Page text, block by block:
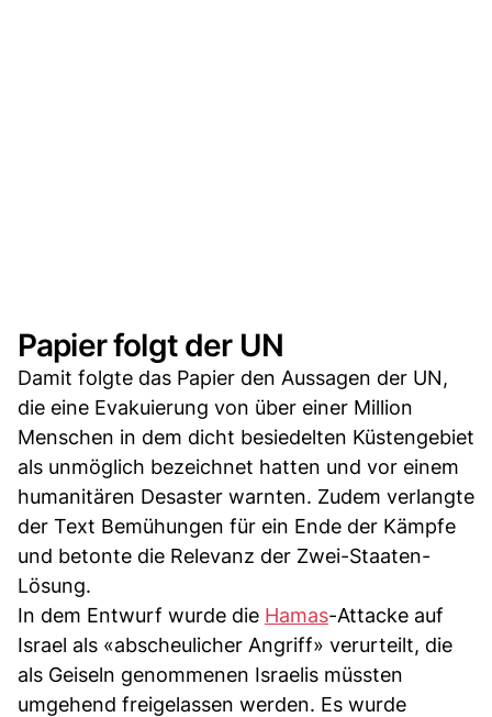
Papier folgt der UN
Damit folgte das Papier den Aussagen der UN,
die eine Evakuierung von über einer Million
Menschen in dem dicht besiedelten Küstengebiet
als unmöglich bezeichnet hatten und vor einem
humanitären Desaster warnten. Zudem verlangte
der Text Bemühungen für ein Ende der Kämpfe
und betonte die Relevanz der Zwei-Staaten-
Lösung.
In dem Entwurf wurde die Hamas-Attacke auf
Israel als «abscheulicher Angriff» verurteilt, die
als Geiseln genommenen Israelis müssten
umgehend freigelassen werden. Es wurde